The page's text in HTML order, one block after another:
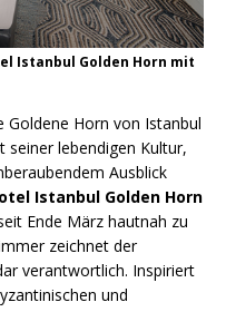
Istanbul Golden Horn mit
Goldene Horn von Istanbul
seiner lebendigen Kultur,
Ausblick
Istanbul Golden Horn
Ende März hautnah zu
zeichnet der
verantwortlich. Inspiriert
und